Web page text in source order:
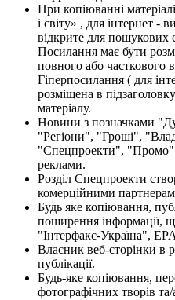
При копіюванні
і світу» , для інтернет -
відкрите для пошукових
Посилання має бути
повного або часткового
Гіперпосилання ( для
розміщена в
матеріалу.
Новини з позначками
"Регіони", "Гроші",
"Спецпроекти", "Промо"
реклами.
Розділ Спецпроекти
комерційними
Будь яке копіювання,
поширення інформації,
"Інтерфакс-Україна",
Власник веб-сторінки в
публікації.
Будь-яке копіювання,
фотографічних творів та/